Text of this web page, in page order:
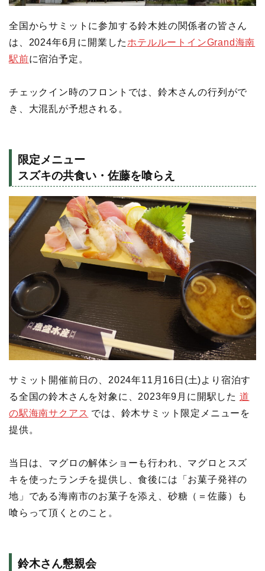
全国からサミットに参加する鈴木姓の関係者の皆さん
は、2024年6月に開業した ホテルルートインGrand海南
駅前に宿泊予定。
チェックイン時のフロントでは、鈴木さんの行列がで
き、大混乱が予想される。
限定メニュー
スズキの共食い・佐藤を喰らえ
サミット開催前日の、2024年11月16日(土)より宿泊す
る全国の鈴木さんを対象に、2023年9月に開駅した 道
の駅海南サクアス では、鈴木サミット限定メニューを
提供。
当日は、マグロの解体ショーも行われ、マグロとスズ
キを使ったランチを提供し、食後には「お菓子発祥の
地」である海南市のお菓子を添え、砂糖（＝佐藤）も
喰らって頂くとのこと。
鈴木さん懇親会